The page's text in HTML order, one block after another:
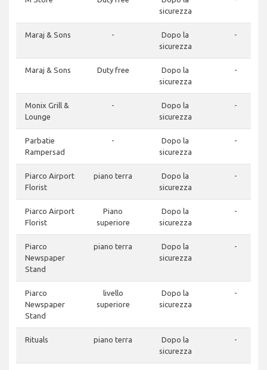
sicurezza
Maraj & Sons -
Dopo la
sicurezza
-
Maraj & Sons Duty free
Dopo la
sicurezza
-
Monix Grill &
Lounge
-
Dopo la
sicurezza
-
Parbatie
Rampersad
-
Dopo la
sicurezza
-
Piarco Airport
Florist
piano terra
Dopo la
sicurezza
-
Piarco Airport
Florist
Piano
superiore
Dopo la
sicurezza
-
Piarco
Newspaper
Stand
piano terra
Dopo la
sicurezza
-
Piarco
Newspaper
Stand
livello
superiore
Dopo la
sicurezza
-
Rituals piano terra
Dopo la
sicurezza
-